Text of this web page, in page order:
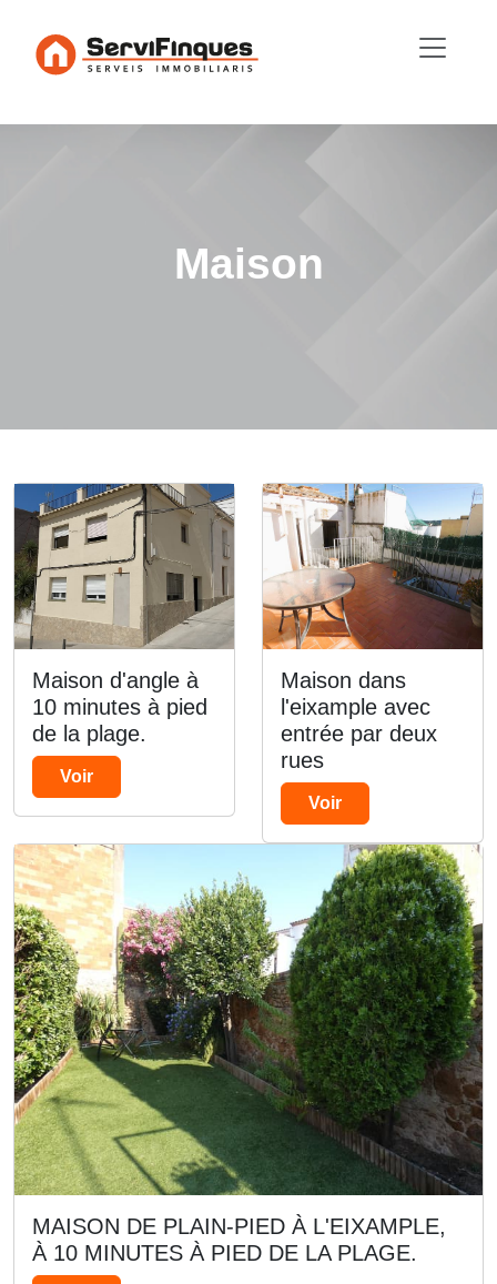
Maison
Maison d'angle à
10 minutes à pied
de la plage.
Voir
Maison dans
l'eixample avec
entrée par deux
rues
Voir
MAISON DE PLAIN-PIED À L'EIXAMPLE,
À 10 MINUTES À PIED DE LA PLAGE.